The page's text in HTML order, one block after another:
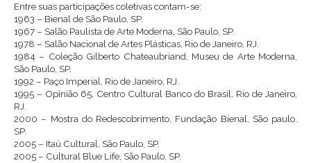
Entre suas participações coletivas contam-se:
1963 – Bienal de São Paulo, SP.
1967 – Salão Paulista de Arte Moderna, São Paulo, SP.
1978 – Salão Nacional de Artes Plásticas, Rio de Janeiro, RJ.
1984 – Coleção Gilberto Chateaubriand, Museu de Arte Moderna,
São Paulo, SP.
1992 – Paço Imperial, Rio de Janeiro, RJ.
1995 – Opinião 65, Centro Cultural Banco do Brasil, Rio de Janeiro,
RJ.
2000 – Mostra do Redescobrimento, Fundação Bienal, São paulo,
SP.
2005 – Itaú Cultural, São Paulo, SP.
2005 – Cultural Blue Life, São Paulo, SP.